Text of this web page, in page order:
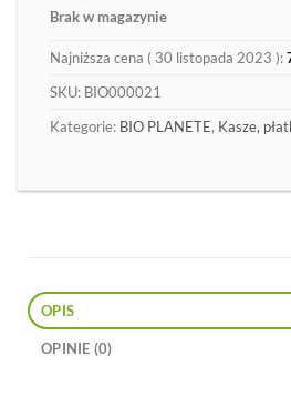
Brak w magazynie
Najniższa cena ( 30 listopada 2023 ):
SKU: BIO000021
Kategorie: BIO PLANETE, Kasze,
OPIS
OPINIE (0)